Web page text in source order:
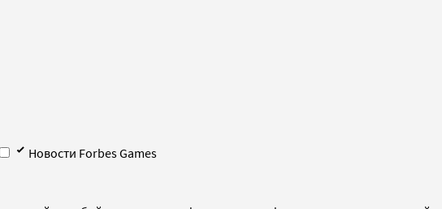
Новости Forbes Games